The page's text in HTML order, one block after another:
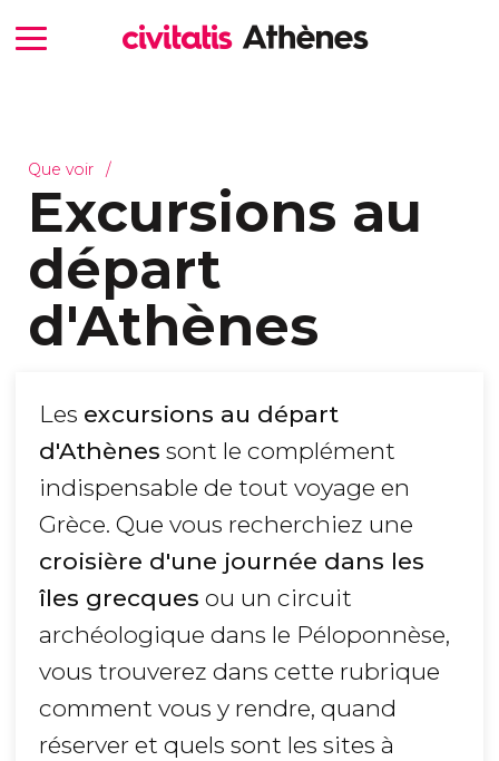
Que voir
Excursions au
départ
d'Athènes
Les excursions au départ
d'Athènes sont le complément
indispensable de tout voyage en
Grèce. Que vous recherchiez une
croisière d'une journée dans les
îles grecques ou un circuit
archéologique dans le Péloponnèse,
vous trouverez dans cette rubrique
comment vous y rendre, quand
réserver et quels sont les sites à